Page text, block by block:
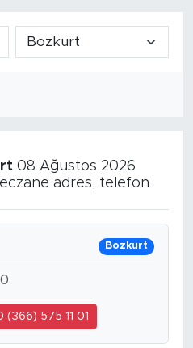
08 Ağustos 2026
adres, telefon
Bozkurt
(366) 575 11 01